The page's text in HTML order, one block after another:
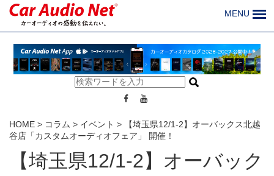
MENU
HOME > コラム > イベント >
【埼玉県12/1-2】オーバックス北越
谷店「カスタムオーディオフェア」 開催！
【埼玉県12/1-2】オーバック